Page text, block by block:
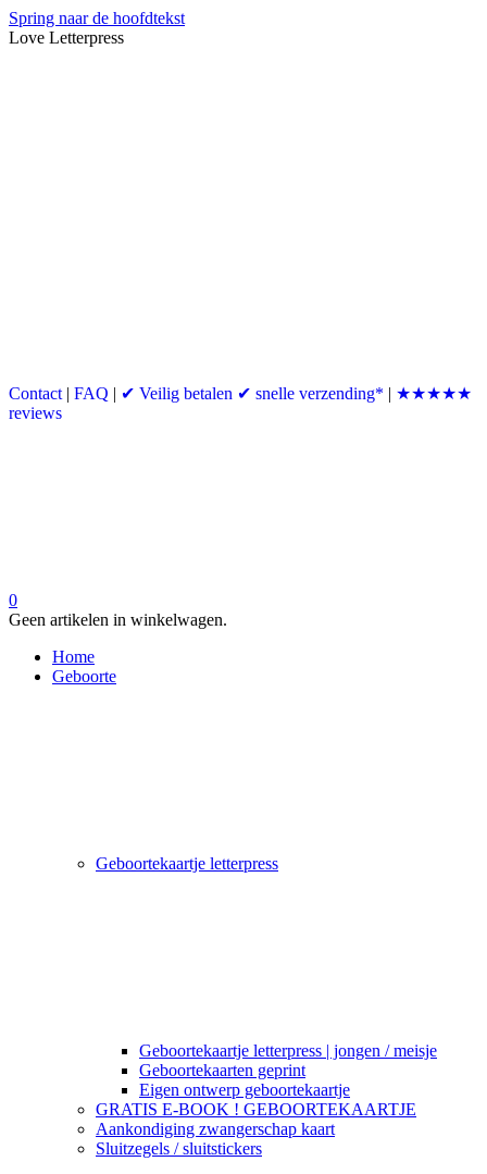
Spring naar de hoofdtekst
Love Letterpress
Contact | FAQ | ✔ Veilig betalen ✔ snelle verzending* | ★★★★★
reviews
0
Geen artikelen in winkelwagen.
Home
Geboorte
Geboortekaartje letterpress
Geboortekaartje letterpress | jongen / meisje
Geboortekaarten geprint
Eigen ontwerp geboortekaartje
GRATIS E-BOOK ! GEBOORTEKAARTJE
Aankondiging zwangerschap kaart
Sluitzegels / sluitstickers